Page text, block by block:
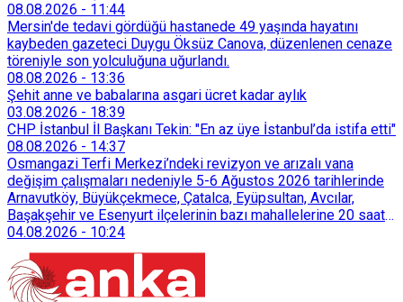
08.08.2026 - 11:44
Mersin'de tedavi gördüğü hastanede 49 yaşında hayatını
kaybeden gazeteci Duygu Öksüz Canova, düzenlenen cenaze
töreniyle son yolculuğuna uğurlandı.
08.08.2026 - 13:36
Şehit anne ve babalarına asgari ücret kadar aylık
03.08.2026 - 18:39
CHP İstanbul İl Başkanı Tekin: "En az üye İstanbul’da istifa etti"
08.08.2026 - 14:37
Osmangazi Terfi Merkezi’ndeki revizyon ve arızalı vana
değişim çalışmaları nedeniyle 5-6 Ağustos 2026 tarihlerinde
Arnavutköy, Büyükçekmece, Çatalca, Eyüpsultan, Avcılar,
Başakşehir ve Esenyurt ilçelerinin bazı mahallelerine 20 saat
süreyle su verilemeyecek.
04.08.2026 - 10:24